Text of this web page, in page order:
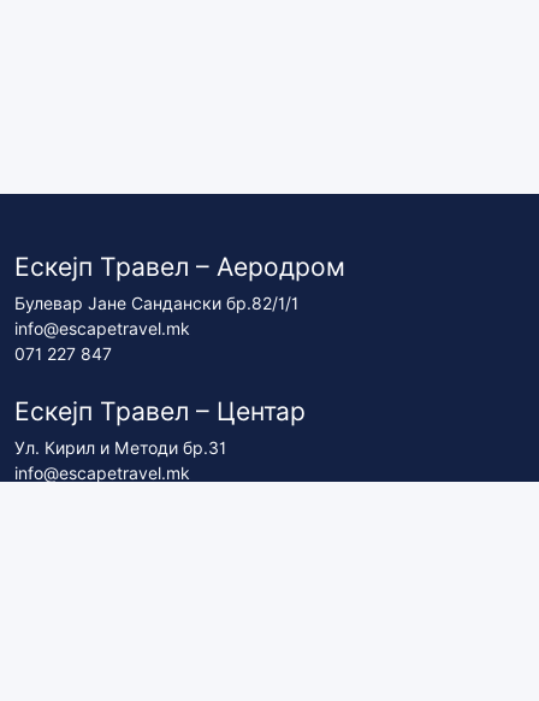
Ескејп Травел – Аеродром
Булевар Јане Сандански бр.82/1/1
info@escapetravel.mk
071 227 847
Ескејп Травел – Центар
Ул. Кирил и Методи бр.31
info@escapetravel.mk